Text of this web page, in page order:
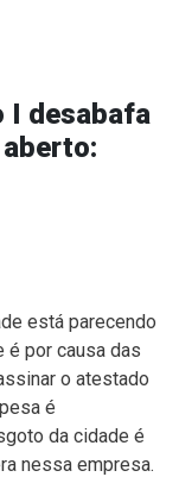
I desabafa
está parecendo
é por causa das
o atestado
é
da cidade é
nessa empresa.